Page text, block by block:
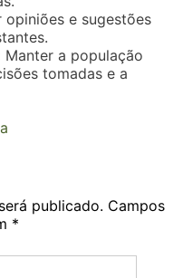
opiniões e sugestões
Manter a população
tomadas e a
publicado. Campos
*